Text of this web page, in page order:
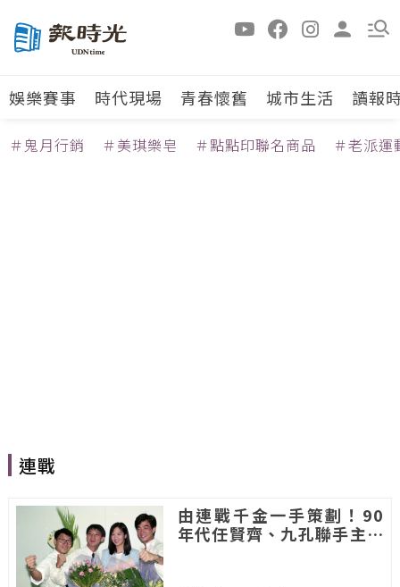
娛樂賽事 時代現場 青春懷舊 城市生活 讀報
＃鬼月行銷 ＃美琪樂皂 ＃點點印聯名商品 ＃老派運
連戰
由連戰千金一手策劃！90
年代任賢齊、九孔聯手主持